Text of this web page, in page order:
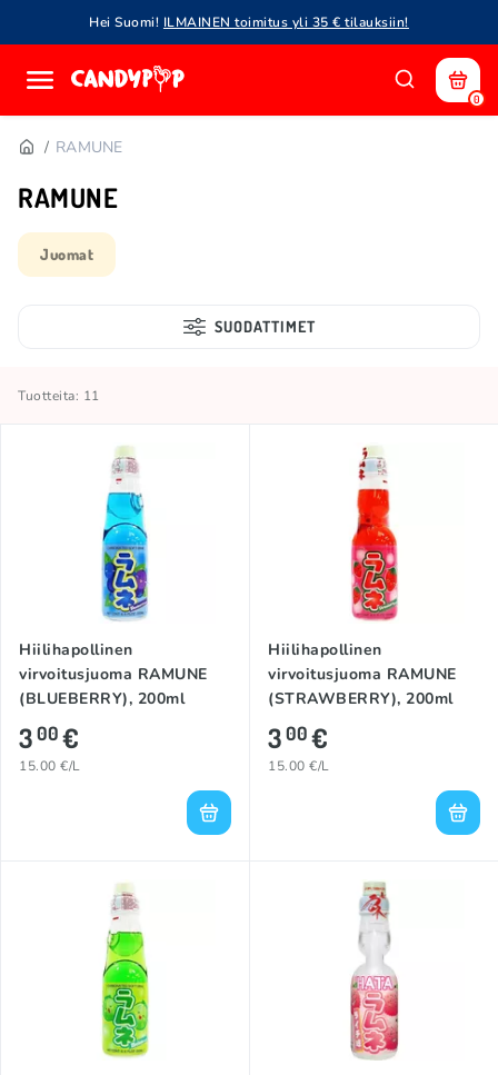
Hei Suomi! ILMAINEN toimitus yli 35 € tilauksiin!
0
RAMUNE
RAMUNE
Juomat
SUODATTIMET
Tuotteita: 11
Hiilihapollinen
virvoitusjuoma RAMUNE
(BLUEBERRY), 200ml
300€
15.00 €/L
Hiilihapollinen
virvoitusjuoma RAMUNE
(STRAWBERRY), 200ml
300€
15.00 €/L